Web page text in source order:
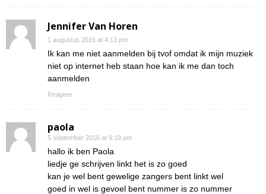
Jennifer Van Horen
1 augustus 2016 at 4:13 pm
Ik kan me niet aanmelden bij tvof omdat ik mijn muziek
niet op internet heb staan hoe kan ik me dan toch
aanmelden
Reageer
paola
5 september 2016 at 9:19 pm
hallo ik ben Paola
liedje ge schrijven linkt het is zo goed
kan je wel bent gewelige zangers bent linkt wel
goed in wel is gevoel bent nummer is zo nummer